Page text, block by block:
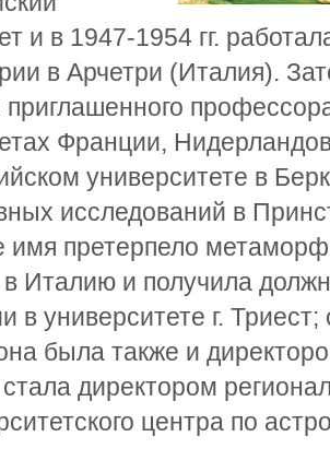
и в 1947-1954 гг.
в Арчетри (Италия).
Франции,
университете в
исследований в
имя претерпело
в Италию и получила
в университете г.
была также и
директором
центра по